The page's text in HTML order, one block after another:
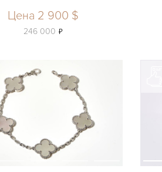
Цена 2 900 $
246 000 ь